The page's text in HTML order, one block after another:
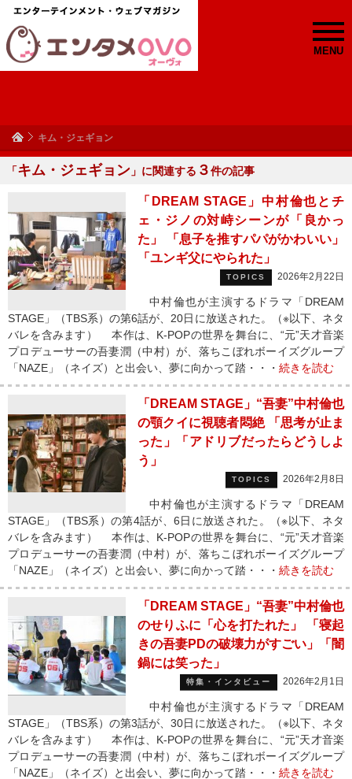
MENU
キム・ジェギョン
「キム・ジェギョン 」に関連する ３件の記事
「DREAM STAGE」中村倫也とチ
ェ・ジノの対峙シーンが「良かっ
た」 「息子を推すパパがかわいい」
「ユンギ父にやられた」
TOPICS 2026年2月22日
中村倫也が主演するドラマ「DREAM
STAGE」（TBS系）の第6話が、20日に放送された。（※以下、ネタ
バレを含みます） 本作は、K-POPの世界を舞台に、“元”天才音楽
プロデューサーの吾妻潤（中村）が、落ちこぼれボーイズグループ
「NAZE」（ネイズ）と出会い、夢に向かって踏・・・ 続きを読む
「DREAM STAGE」“吾妻”中村倫也
の顎クイに視聴者悶絶 「思考が止ま
った」「アドリブだったらどうしよ
う」
TOPICS 2026年2月8日
中村倫也が主演するドラマ「DREAM
STAGE」（TBS系）の第4話が、6日に放送された。（※以下、ネタ
バレを含みます） 本作は、K-POPの世界を舞台に、“元”天才音楽
プロデューサーの吾妻潤（中村）が、落ちこぼれボーイズグループ
「NAZE」（ネイズ）と出会い、夢に向かって踏・・・ 続きを読む
「DREAM STAGE」“吾妻”中村倫也
のせりふに「心を打たれた」 「寝起
きの吾妻PDの破壊力がすごい」「闇
鍋には笑った」
特集・インタビュー 2026年2月1日
中村倫也が主演するドラマ「DREAM
STAGE」（TBS系）の第3話が、30日に放送された。（※以下、ネタ
バレを含みます） 本作は、K-POPの世界を舞台に、“元”天才音楽
プロデューサーの吾妻潤（中村）が、落ちこぼれボーイズグループ
「NAZE」（ネイズ）と出会い、夢に向かって踏・・・ 続きを読む